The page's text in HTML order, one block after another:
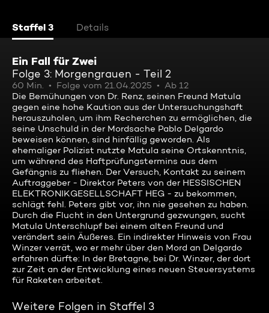
Staffel 3 Details
Ein Fall für Zwei
Folge 3: Morgengrauen - Teil 2
60 Min. Folge vom 21.04.2025
Ab 12
Die Bemühungen von Dr. Renz, seinen Freund Matula
gegen eine hohe Kaution aus der Untersuchungshaft
herauszuholen, um ihm Recherchen zu ermöglichen, die
seine Unschuld in der Mordsache Pablo Delgardo
beweisen können, sind hinfällig geworden. Als
ehemaliger Polizist nutzte Matula seine Ortskenntnis,
um während des Haftprüfungstermins aus dem
Gefängnis zu fliehen. Der Versuch, Kontakt zu seinem
Auftraggeber - Direktor Peters von der HESSISCHEN
ELEKTRONIKGESELLSCHAFT HEG - zu bekommen,
schlägt fehl. Peters gibt vor, ihn nie gesehen zu haben.
Durch die Flucht in den Untergrund gezwungen, sucht
Matula Unterschlupf bei einem alten Freund und
verändert sein Äußeres. Ein indirekter Hinweis von Frau
Winzer verrät, wo er mehr über den Mord an Delgardo
erfahren dürfte: In der Bretagne, bei Dr. Winzer, der dort
zur Zeit an der Entwicklung eines neuen Steuersystems
für Raketen arbeitet.
Weitere Folgen in Staffel 3